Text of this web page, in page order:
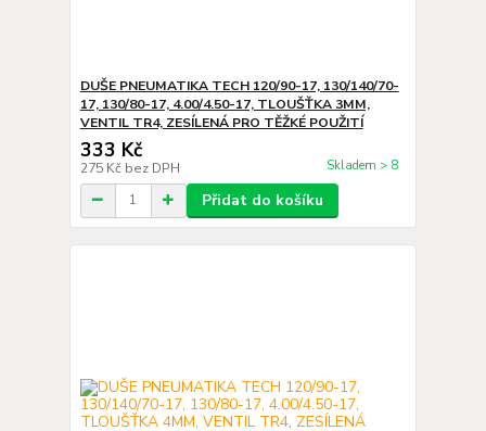
DUŠE PNEUMATIKA TECH 120/90-17, 130/140/70-
17, 130/80-17, 4.00/4.50-17, TLOUŠŤKA 3MM,
VENTIL TR4, ZESÍLENÁ PRO TĚŽKÉ POUŽITÍ
333 Kč
275 Kč bez DPH Skladem > 8
Přidat do košíku